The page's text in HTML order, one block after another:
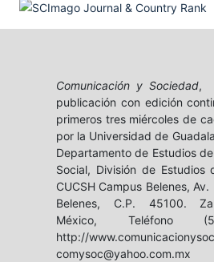
Comunicación y Sociedad,
publicación con edición
primeros tres miércoles de
por la Universidad de
Departamento de Estudios
Social, División de Estudios
CUCSH Campus Belenes,
Belenes, C.P. 45100.
México, Teléfono (52-
http://